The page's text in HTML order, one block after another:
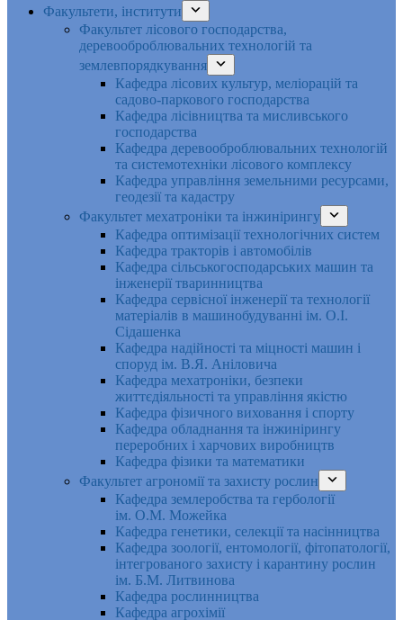
Факультети, інститути
Факультет лісового господарства,
деревооброблювальних технологій та
землевпорядкування
Кафедра лісових культур, меліорацій та
садово-паркового господарства
Кафедра лісівництва та мисливського
господарства
Кафедра деревооброблювальних технологій
та системотехніки лісового комплексу
Кафедра управління земельними ресурсами,
геодезії та кадастру
Факультет мехатроніки та інжинірингу
Кафедра оптимізації технологічних систем
Кафедра тракторів і автомобілів
Кафедра сільськогосподарських машин та
інженерії тваринництва
Кафедра cервісної інженерії та технології
матеріалів в машинобудуванні ім. О.І.
Сідашенка
Кафедра надійності та міцності машин і
споруд ім. В.Я. Аніловича
Кафедра мехатроніки, безпеки
життєдіяльності та управління якістю
Кафедра фізичного виховання і спорту
Кафедра обладнання та інжинірингу
переробних і харчових виробництв
Кафедра фізики та математики
Факультет агрономії та захисту рослин
Кафедра землеробства та гербології
ім. О.М. Можейка
Кафедра генетики, селекції та насінництва
Кафедра зоології, ентомології, фітопатології,
інтегрованого захисту і карантину рослин
ім. Б.М. Литвинова
Кафедра рослинництва
Кафедра агрохімії